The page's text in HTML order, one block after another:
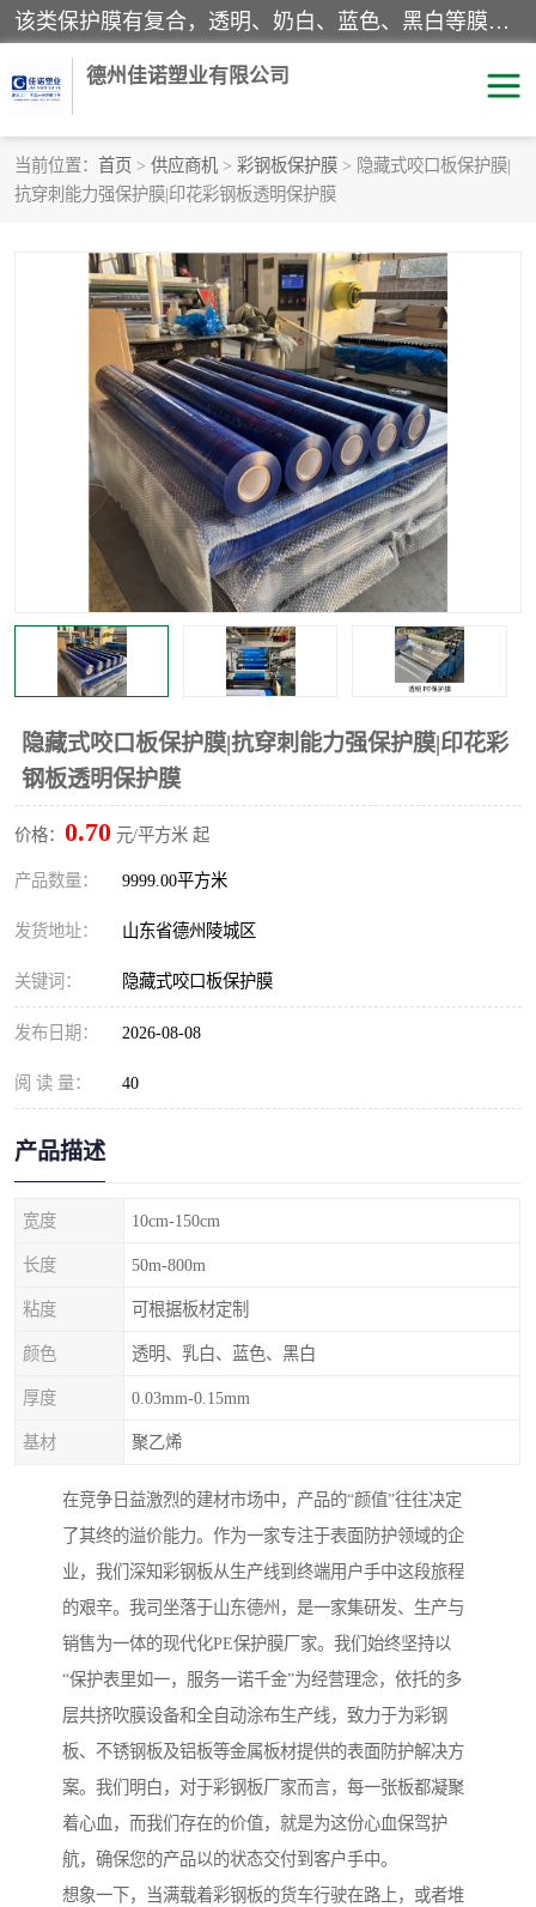
该类保护膜有复合，透明、奶白、蓝色、黑白等膜型。特高粘，高粘，中高粘，中粘，中低粘，低粘等。对于不同的粘力要求有相应的产品相适配。无胶渍残留污染。在较宽的收卷幅度下平整无皱纹，收卷长度大，利于机械化及自动化施工粘贴。为您的产品提供的表面保护解决方案。 产品广泛适用于：铝材、不锈钢、金属、塑料、电子、家电、家具、玻璃、化工材料、装饰材料等。
德州佳诺塑业有限公司
当前位置： 首页 > 供应商机 > 彩钢板保护膜 > 隐藏式咬口板保护膜|
抗穿刺能力强保护膜|印花彩钢板透明保护膜
隐藏式咬口板保护膜|抗穿刺能力强保护膜|印花彩
钢板透明保护膜
价格： 0.70 元/平方米 起
产品数量： 9999.00平方米
发货地址： 山东省德州陵城区
关键词： 隐藏式咬口板保护膜
发布日期： 2026-08-08
阅 读 量： 40
产品描述
宽度 10cm-150cm
长度 50m-800m
粘度 可根据板材定制
颜色 透明、乳白、蓝色、黑白
厚度 0.03mm-0.15mm
基材 聚乙烯
在竞争日益激烈的建材市场中，产品的“颜值”往往决定
了其终的溢价能力。作为一家专注于表面防护领域的企
业，我们深知彩钢板从生产线到终端用户手中这段旅程
的艰辛。我司坐落于山东德州，是一家集研发、生产与
销售为一体的现代化PE保护膜厂家。我们始终坚持以
“保护表里如一，服务一诺千金”为经营理念，依托的多
层共挤吹膜设备和全自动涂布生产线，致力于为彩钢
板、不锈钢板及铝板等金属板材提供的表面防护解决方
案。我们明白，对于彩钢板厂家而言，每一张板都凝聚
着心血，而我们存在的价值，就是为这份心血保驾护
航，确保您的产品以的状态交付到客户手中。
想象一下，当满载着彩钢板的货车行驶在路上，或者堆
pe保护膜 包装膜
地毯保护膜 家具保护膜
拉伸缠绕膜 透明保护膜
黑白保护膜 乳白保护膜
明蓝保护膜 纯黑保护膜
印字保护膜 彩钢板保护膜
不绣钢板保护膜 两边上胶保护膜
窗缝阻风胶带 铝板保护膜
不锈钢板保护膜 一次性隔离膜